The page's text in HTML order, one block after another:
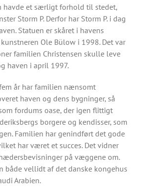
havde et særligt forhold til stedet,
Storm P. Derfor har Storm P. i dag
Statuen er skåret i havens
Ole Bülow i 1998. Det var
familien Christensen skulle leve
haven i april 1997.
år har familien nænsomt
haven og dens bygninger, så
fordums oase, der igen flittigt
borgere og kendisser, som
Familien har genindført det gode
har været et succes. Det vidner
på væggene om.
både vellidt af det danske kongehus
Arabien.